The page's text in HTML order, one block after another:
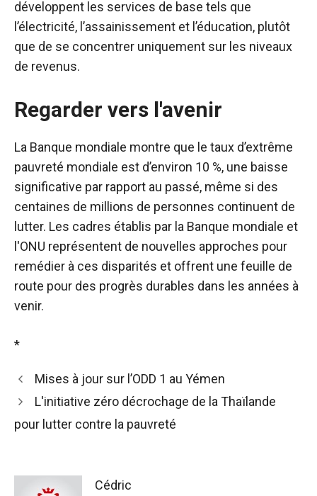
développent les services de base tels que
l’électricité, l’assainissement et l’éducation, plutôt
que de se concentrer uniquement sur les niveaux
de revenus.
Regarder vers l'avenir
La Banque mondiale montre que le taux d’extrême
pauvreté mondiale est d’environ 10 %, une baisse
significative par rapport au passé, même si des
centaines de millions de personnes continuent de
lutter. Les cadres établis par la Banque mondiale et
l'ONU représentent de nouvelles approches pour
remédier à ces disparités et offrent une feuille de
route pour des progrès durables dans les années à
venir.
*
Mises à jour sur l’ODD 1 au Yémen
L'initiative zéro décrochage de la Thaïlande
pour lutter contre la pauvreté
Cédric